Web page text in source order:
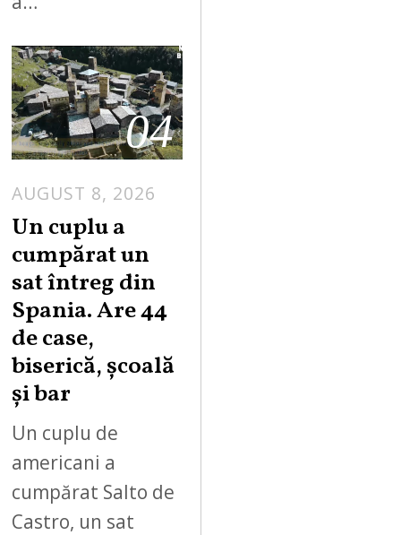
04
AUGUST 8, 2026
Un cuplu a
cumpărat un
sat întreg din
Spania. Are 44
de case,
biserică, școală
și bar
Un cuplu de
americani a
cumpărat Salto de
Castro, un sat